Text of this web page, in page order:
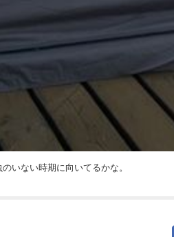
いない時期に向いてるかな。